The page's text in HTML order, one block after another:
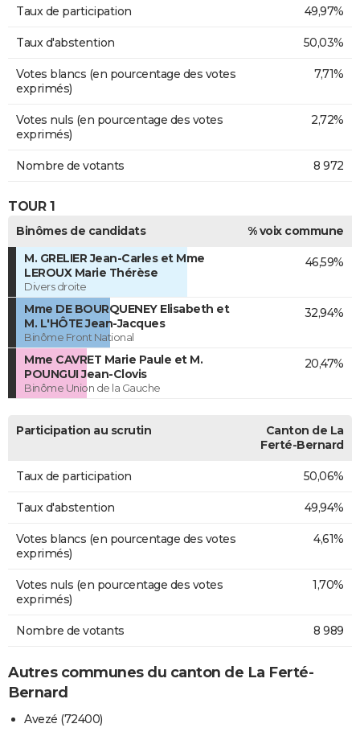
Taux de participation 49,97%
Taux d'abstention 50,03%
Votes blancs (en pourcentage des votes
exprimés)
7,71%
Votes nuls (en pourcentage des votes
exprimés)
2,72%
Nombre de votants 8 972
TOUR 1
Binômes de candidats
% voix commune
M. GRELIER Jean-Carles et Mme
LEROUX Marie Thérèse
Divers droite
46,59%
Mme DE BOURQUENEY Elisabeth et
M. L'HÔTE Jean-Jacques
Binôme Front National
32,94%
Mme CAVRET Marie Paule et M.
POUNGUI Jean-Clovis
Binôme Union de la Gauche
20,47%
Participation au scrutin
Canton de La
Ferté-Bernard
Taux de participation 50,06%
Taux d'abstention 49,94%
Votes blancs (en pourcentage des votes
exprimés)
4,61%
Votes nuls (en pourcentage des votes
exprimés)
1,70%
Nombre de votants 8 989
Autres communes du canton de La Ferté-
Bernard
Avezé (72400)